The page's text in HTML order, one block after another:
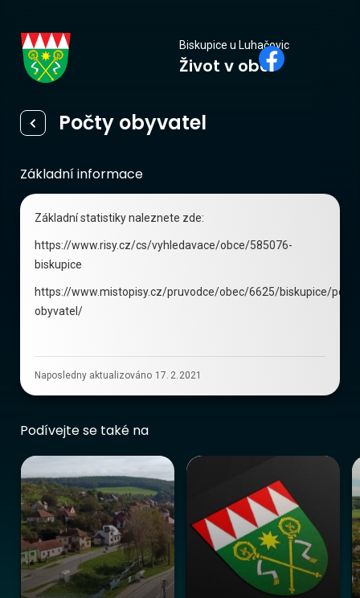
Biskupice u Luhačovic
Život v obci
Počty obyvatel
Základní informace
Základní statistiky naleznete zde:
https://www.risy.cz/cs/vyhledavace/obce/585076-
biskupice
https://www.mistopisy.cz/pruvodce/obec/6625/biskupice/
obyvatel/
Naposledny aktualizováno 17. 2. 2021
Podívejte se také na